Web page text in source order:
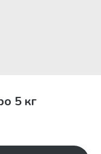
5 кг